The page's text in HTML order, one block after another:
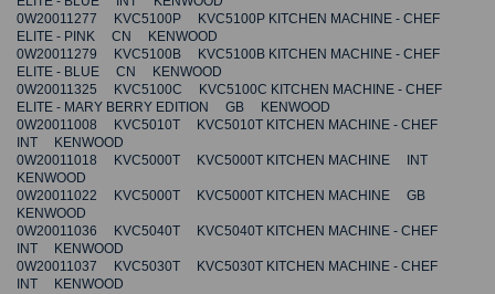
0W20011277 KVC5100P KVC5100P KITCHEN MACHINE - CHEF
ELITE - PINK CN KENWOOD
0W20011279 KVC5100B KVC5100B KITCHEN MACHINE - CHEF
ELITE - BLUE CN KENWOOD
0W20011325 KVC5100C KVC5100C KITCHEN MACHINE - CHEF
ELITE - MARY BERRY EDITION GB KENWOOD
0W20011008 KVC5010T KVC5010T KITCHEN MACHINE - CHEF
INT KENWOOD
0W20011018 KVC5000T KVC5000T KITCHEN MACHINE INT
KENWOOD
0W20011022 KVC5000T KVC5000T KITCHEN MACHINE GB
KENWOOD
0W20011036 KVC5040T KVC5040T KITCHEN MACHINE - CHEF
INT KENWOOD
0W20011037 KVC5030T KVC5030T KITCHEN MACHINE - CHEF
INT KENWOOD